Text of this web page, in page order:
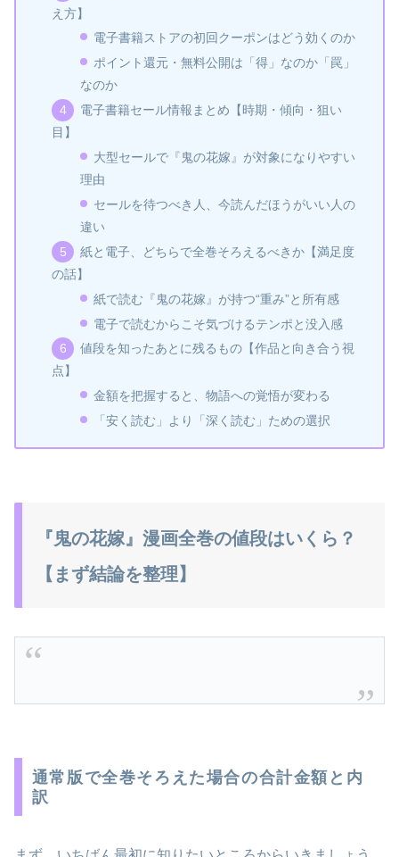
え方】
電子書籍ストアの初回クーポンはどう効くのか
ポイント還元・無料公開は「得」なのか「罠」
なのか
電子書籍セール情報まとめ【時期・傾向・狙い
目】
大型セールで『鬼の花嫁』が対象になりやすい
理由
セールを待つべき人、今読んだほうがいい人の
違い
紙と電子、どちらで全巻そろえるべきか【満足度
の話】
紙で読む『鬼の花嫁』が持つ“重み”と所有感
電子で読むからこそ気づけるテンポと没入感
値段を知ったあとに残るもの【作品と向き合う視
点】
金額を把握すると、物語への覚悟が変わる
「安く読む」より「深く読む」ための選択
『鬼の花嫁』漫画全巻の値段はいくら？
【まず結論を整理】
通常版で全巻そろえた場合の合計金額と内
訳